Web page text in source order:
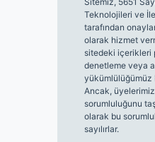
Teknolojileri ve
tarafından
olarak hizmet
sitedeki içerikleri
denetleme veya
yükümlülüğümüz
Ancak,
sorumluluğunu
olarak bu
sayılırlar.